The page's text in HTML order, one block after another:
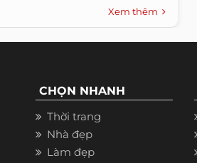
Xem thêm
CHỌN NHANH
Thời trang
Nhà đẹp
Làm đẹp